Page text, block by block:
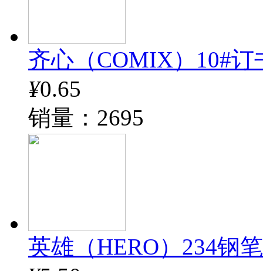
齐心（COMIX）10#订
¥0.65
销量：2695
英雄（HERO）234钢